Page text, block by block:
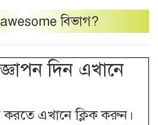
বিভাগ?
দিন এখানে
এখানে ক্লিক করুন।